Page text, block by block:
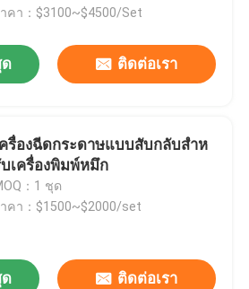
คา：$3100~$4500/Set
ติดต่อเรา
รื่องฉีดกระดาษแบบสับกลับสําห
เครื่องพิมพ์หมึก
：1 ชุด
คา：$1500~$2000/set
ติดต่อเรา